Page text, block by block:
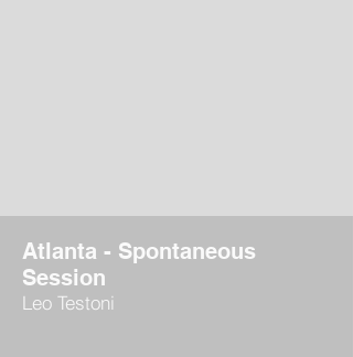
Atlanta - Spontaneous
Session
Leo Testoni